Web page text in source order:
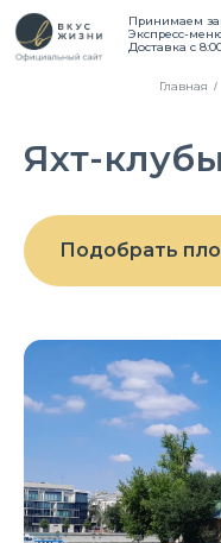
Принимаем заказы за
Экспресс-меню за 10
Доставка с 8:00 до 21:00
Главная /
Яхт-клубы
Подобрать